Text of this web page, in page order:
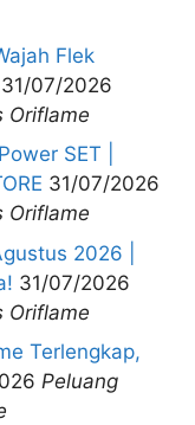
Flek
31/07/2026
Oriflame
SET |
31/07/2026
Oriflame
2026 |
31/07/2026
Oriflame
Terlengkap,
Peluang